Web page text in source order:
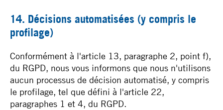
14. Décisions automatisées (y compris le
profilage)
Conformément à l'article 13, paragraphe 2, point f),
du RGPD, nous vous informons que nous n'utilisons
aucun processus de décision automatisé, y compris
le profilage, tel que défini à l'article 22,
paragraphes 1 et 4, du RGPD.